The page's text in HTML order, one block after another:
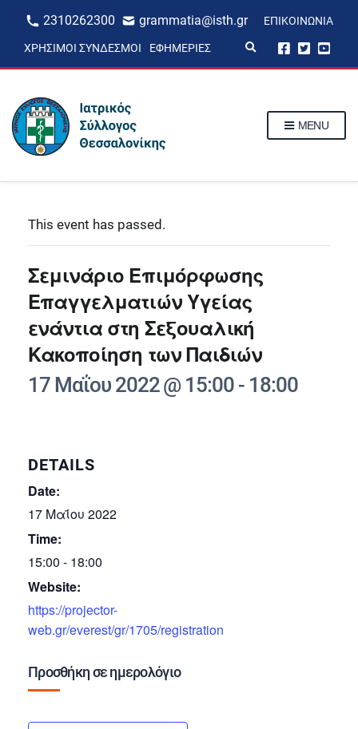
2310262300 grammatia@isth.gr ΕΠΙΚΟΙΝΩΝΊΑ
ΧΡΉΣΙΜΟΙ ΣΎΝΔΕΣΜΟΙ ΕΦΗΜΕΡΊΕΣ
p
MENU
This event has passed.
Σεμινάριο Επιμόρφωσης
Επαγγελματιών Υγείας
ενάντια στη Σεξουαλική
Κακοποίηση των Παιδιών
17 Μαΐου 2022 @ 15:00 - 18:00
DETAILS
Date:
17 Μαΐου 2022
Time:
15:00 - 18:00
Website:
https://projector-
web.gr/everest/gr/1705/registration
Προσθήκη σε ημερολόγιο